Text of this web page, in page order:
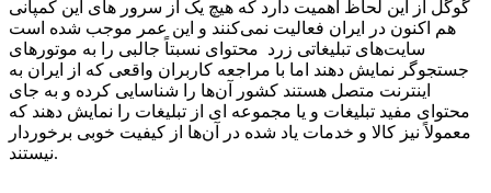
گوگل از این لحاظ اهمیت دارد که هیچ یک از سرور های این کمپانی
هم اکنون در ایران فعالیت نمی‌کنند و این عمر موجب شده است
سایت‌های تبلیغاتی زرد محتوای نسبتاً جالبی را به موتورهای
جستجوگر نمایش دهند اما با مراجعه کاربران واقعی که از ایران به
اینترنت متصل هستند کشور آن‌ها را شناسایی کرده و به جای
محتوای مفید تبلیغات و یا مجموعه ای از تبلیغات را نمایش دهند که
معمولاً نیز کالا و خدمات یاد شده در آن‌ها از کیفیت خوبی برخوردار
نیستند.